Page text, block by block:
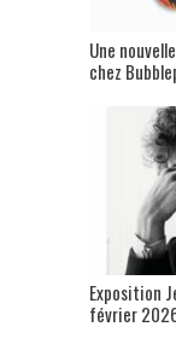
Une
chez
Exposition
février